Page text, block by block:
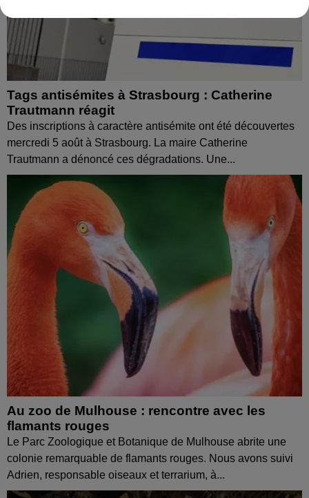
Tags antisémites à Strasbourg : Catherine
Trautmann réagit
Des inscriptions à caractère antisémite ont été découvertes
mercredi 5 août à Strasbourg. La maire Catherine
Trautmann a dénoncé ces dégradations. Une...
Au zoo de Mulhouse : rencontre avec les
flamants rouges
Le Parc Zoologique et Botanique de Mulhouse abrite une
colonie remarquable de flamants rouges. Nous avons suivi
Adrien, responsable oiseaux et terrarium, à...